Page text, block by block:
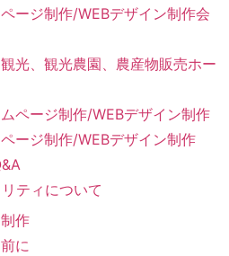
ージ制作/WEBデザイン制作会
光、観光農園、農産物販売ホー
ページ制作/WEBデザイン制作
ージ制作/WEBデザイン制作
ティについて
作
に